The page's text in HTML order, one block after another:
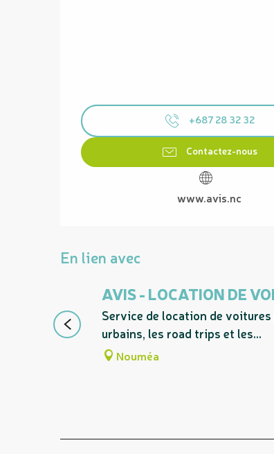
+687 28 32 32
Contactez-nous
www.avis.nc
En lien avec
AVIS - LOCATION DE
Service de location de
urbains, les road trips et les...
Nouméa